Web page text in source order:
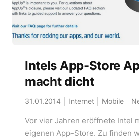
Intels App-Store
macht dicht
31.01.2014 Internet Mobile
Vor vier Jahren eröffnete Intel
eigenen App-Store. Zu finden